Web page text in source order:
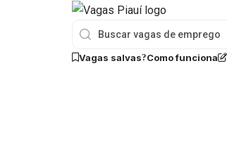
Vagas salvas Como funciona